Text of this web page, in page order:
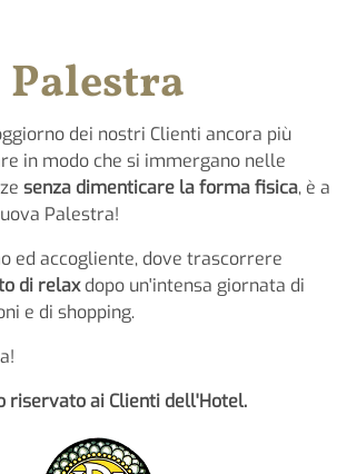
Palestra
dei nostri Clienti ancora più
in modo che si immergano nelle
senza dimenticare la forma fisica, è a
Palestra!
ed accogliente, dove trascorrere
di relaxdopo un'intensa giornata di
e di shopping.
riservato ai Clienti dell'Hotel.